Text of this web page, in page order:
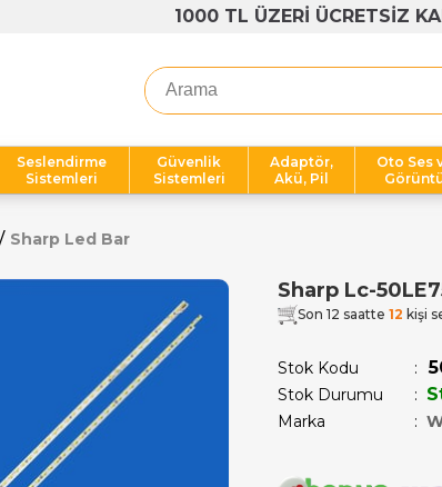
1000 TL ÜZERİ ÜCRETSİZ
Seslendirme
Sistemleri
Güvenlik
Sistemleri
Adaptör,
Akü, Pil
Oto Ses
Sharp Led Bar
Sharp Lc-
Son 12 saatte 12 kişi
Stok Kodu
Stok Durumu :
Marka :